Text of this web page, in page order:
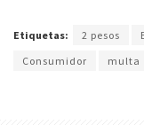
Etiquetas: 2 pesos
Consumidor
multa